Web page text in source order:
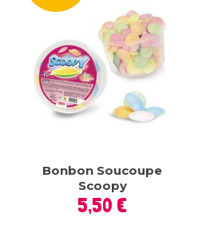
Bonbon Soucoupe
Scoopy
Prix
5,50 €